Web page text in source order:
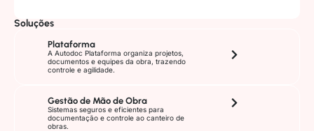
Soluções
Plataforma
A Autodoc Plataforma organiza projetos,
documentos e equipes da obra, trazendo
controle e agilidade.
Gestão de Mão de Obra
Sistemas seguros e eficientes para
documentação e controle ao canteiro de
obras.